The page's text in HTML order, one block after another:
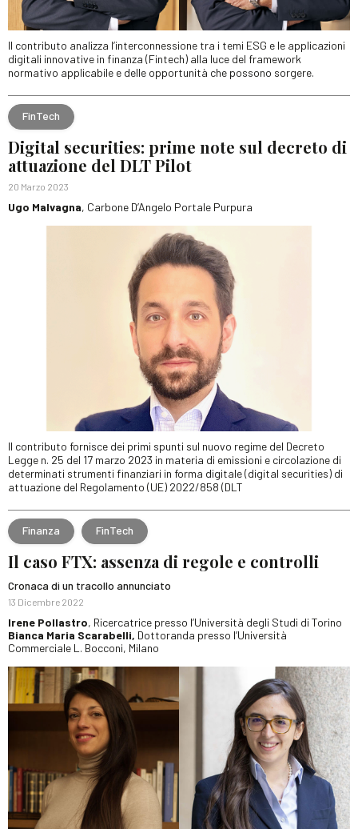
Il contributo analizza l’interconnessione tra i temi ESG e le applicazioni
digitali innovative in finanza (Fintech) alla luce del framework
normativo applicabile e delle opportunità che possono sorgere.
FinTech
Digital securities: prime note sul decreto di
attuazione del DLT Pilot
20 Marzo 2023
Ugo Malvagna, Carbone D’Angelo Portale Purpura
Il contributo fornisce dei primi spunti sul nuovo regime del Decreto
Legge n. 25 del 17 marzo 2023 in materia di emissioni e circolazione di
determinati strumenti finanziari in forma digitale (digital securities) di
attuazione del Regolamento (UE) 2022/858 (DLT
Finanza FinTech
Il caso FTX: assenza di regole e controlli
Cronaca di un tracollo annunciato
13 Dicembre 2022
Irene Pollastro, Ricercatrice presso l’Università degli Studi di Torino
Bianca Maria Scarabelli, Dottoranda presso l’Università
Commerciale L. Bocconi, Milano